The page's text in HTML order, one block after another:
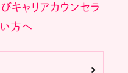
キャリアカウンセラ
方へ